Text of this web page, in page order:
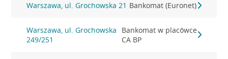
Warszawa, ul. Grochowska 21 Bankomat (Euronet)
Warszawa, ul. Grochowska
249/251
Bankomat w placówce
CA BP